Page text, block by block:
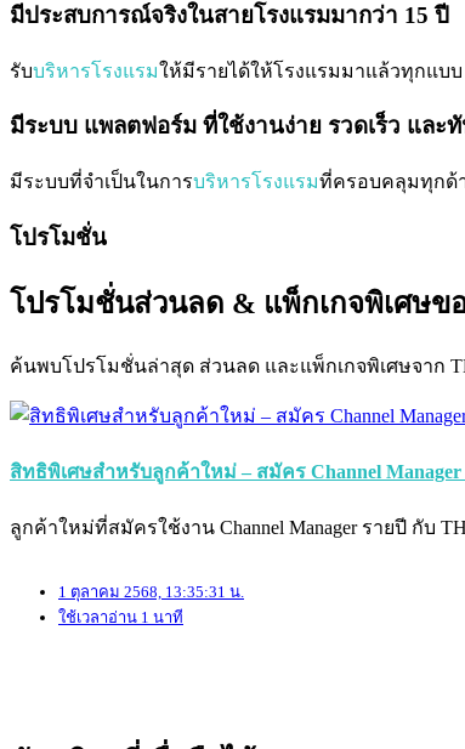
มีประสบการณ์จริงในสายโรงแรมมากว่า 15 ปี
รับบริหารโรงแรมให้มีรายได้ให้โรงแรมมาแล้วทุกแบ
มีระบบ แพลตฟอร์ม ที่ใช้งานง่าย รวดเร็ว และ
มีระบบที่จำเป็นในการบริหารโรงแรมที่ครอบคลุมทุกด้า
โปรโมชั่น
โปรโมชั่นส่วนลด & แพ็กเกจพิเศษขอ
ค้นพบโปรโมชั่นล่าสุด ส่วนลด และแพ็กเกจพิเศษจาก
สิทธิพิเศษสำหรับลูกค้าใหม่ – สมัคร Channel
ลูกค้าใหม่ที่สมัครใช้งาน Channel Manager รายปี กับ
1 ตุลาคม 2568, 13:35:31 น.
ใช้เวลาอ่าน 1 นาที